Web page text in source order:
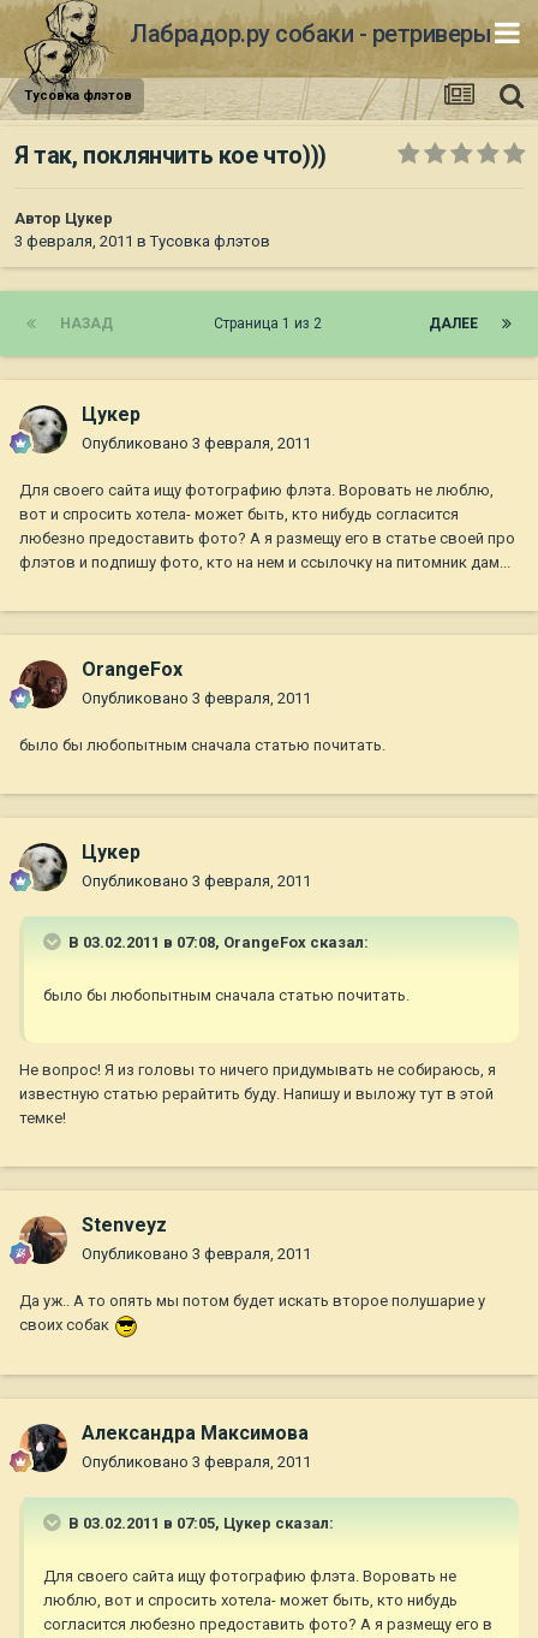
Лабрадор.ру собаки - ретриверы
Тусовка флэтов
Я так, поклянчить кое что)))
Автор Цукер
3 февраля, 2011 вТусовка флэтов
НАЗАД ДАЛЕЕ
Страница 1 из 2
Цукер
Опубликовано 3 февраля, 2011
Для своего сайта ищу фотографию флэта. Воровать не люблю,
вот и спросить хотела- может быть, кто нибудь согласится
любезно предоставить фото? А я размещу его в статье своей про
флэтов и подпишу фото, кто на нем и ссылочку на питомник дам...
OrangeFox
Опубликовано 3 февраля, 2011
было бы любопытным сначала статью почитать.
Цукер
Опубликовано 3 февраля, 2011
В 03.02.2011 в 07:08, OrangeFox сказал:
было бы любопытным сначала статью почитать.
Не вопрос! Я из головы то ничего придумывать не собираюсь, я
известную статью рерайтить буду. Напишу и выложу тут в этой
темке!
Stenveyz
Опубликовано 3 февраля, 2011
Да уж.. А то опять мы потом будет искать второе полушарие у
своих собак
Александра Максимова
Опубликовано 3 февраля, 2011
В 03.02.2011 в 07:05, Цукер сказал:
Для своего сайта ищу фотографию флэта. Воровать не
люблю, вот и спросить хотела- может быть, кто нибудь
согласится любезно предоставить фото? А я размещу его в